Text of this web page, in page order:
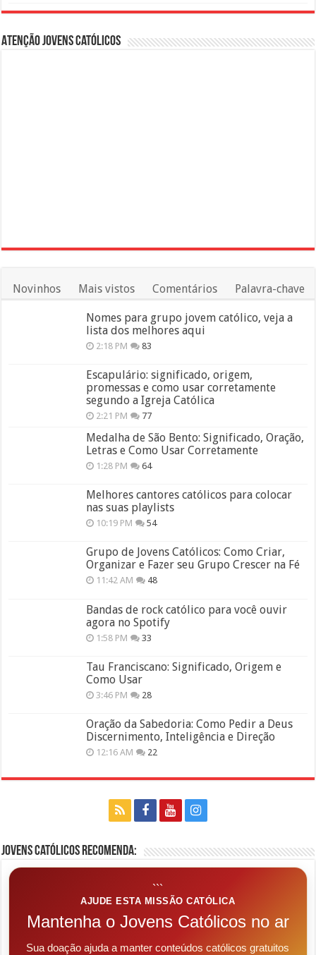
Atenção Jovens Católicos
Novinhos Mais vistos Comentários Palavra-chave
Nomes para grupo jovem católico, veja a
lista dos melhores aqui
2:18 PM 83
Escapulário: significado, origem,
promessas e como usar corretamente
segundo a Igreja Católica
2:21 PM 77
Medalha de São Bento: Significado, Oração,
Letras e Como Usar Corretamente
1:28 PM 64
Melhores cantores católicos para colocar
nas suas playlists
10:19 PM 54
Grupo de Jovens Católicos: Como Criar,
Organizar e Fazer seu Grupo Crescer na Fé
11:42 AM 48
Bandas de rock católico para você ouvir
agora no Spotify
1:58 PM 33
Tau Franciscano: Significado, Origem e
Como Usar
3:46 PM 28
Oração da Sabedoria: Como Pedir a Deus
Discernimento, Inteligência e Direção
12:16 AM 22
Jovens Católicos Recomenda:
```
AJUDE ESTA MISSÃO CATÓLICA
Mantenha o Jovens Católicos no ar
Sua doação ajuda a manter conteúdos católicos gratuitos